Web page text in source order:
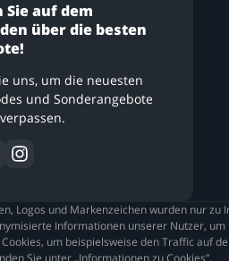
Sie auf dem
über die besten
uns, um die neuesten
und Sonderangebote
Logos und Markenzeichen wurden nur
Informationen unserer Nutzer,
um beispielsweise den Traffic auf
Sie unter „Informationen zu Cookies”.